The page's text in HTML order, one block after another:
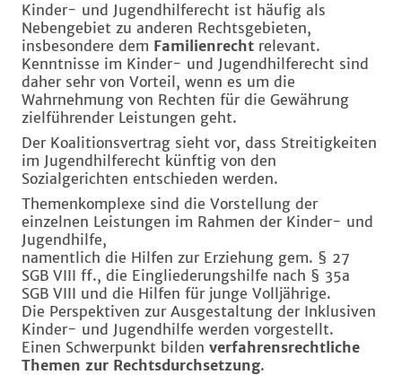
Kinder- und Jugendhilferecht ist häufig als
Nebengebiet zu anderen Rechtsgebieten,
insbesondere dem Familienrecht relevant.
Kenntnisse im Kinder- und Jugendhilferecht sind
daher sehr von Vorteil, wenn es um die
Wahrnehmung von Rechten für die Gewährung
zielführender Leistungen geht.
Der Koalitionsvertrag sieht vor, dass Streitigkeiten
im Jugendhilferecht künftig von den
Sozialgerichten entschieden werden.
Themenkomplexe sind die Vorstellung der
einzelnen Leistungen im Rahmen der Kinder- und
Jugendhilfe,
namentlich die Hilfen zur Erziehung gem. § 27
SGB VIII ff., die Eingliederungshilfe nach § 35a
SGB VIII und die Hilfen für junge Volljährige.
Die Perspektiven zur Ausgestaltung der Inklusiven
Kinder- und Jugendhilfe werden vorgestellt.
Einen Schwerpunkt bilden verfahrensrechtliche
Themen zur Rechtsdurchsetzung.